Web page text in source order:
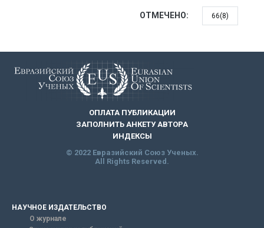
ОТМЕЧЕНО: 66(8)
ОПЛАТА ПУБЛИКАЦИИ
ЗАПОЛНИТЬ АНКЕТУ АВТОРА
ИНДЕКСЫ
© 2022 Евразийский Союз Ученых.
All Rights Reserved.
НАУЧНОЕ ИЗДАТЕЛЬСТВО
О журнале